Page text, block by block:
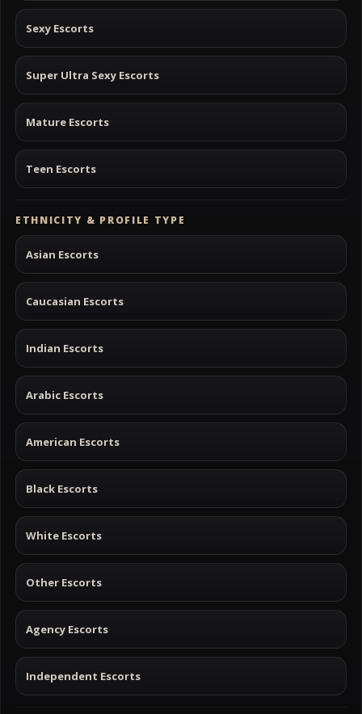
Sexy Escorts
Super Ultra Sexy Escorts
Mature Escorts
Teen Escorts
ETHNICITY & PROFILE TYPE
Asian Escorts
Caucasian Escorts
Indian Escorts
Arabic Escorts
American Escorts
Black Escorts
White Escorts
Other Escorts
Agency Escorts
Independent Escorts